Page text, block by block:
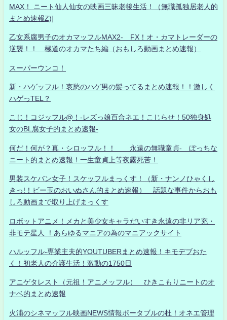
MAX！ ニート仙人仙女の映画三昧老後生活！（無職孤独居老人的
まとめ速報Z)]
乙女系腐男子のオカマッフルMAX2- FX！オ・カマトレーダーの
逆襲！！ 極道のオカマたち編（おもしろ動画まとめ速報）
スーパーウンコ！
新・ハゲッフル！哀愁のハゲ男の髪ってるまとめ速報！！激しく
ハゲっTEL？
こじ！コジッフル@！-レズっ娘百合ネエ！こじらせ！50独身処
女のBL腐女子的まとめ速報-
何だ！何が？真・シロッフル！！ 永遠の無職童貞- ぼっちな
ニート的まとめ速報！一生童貞上等夜露死苦！
男装スケバン女子！スケッフルまっくす！（新・ナンノひゃくし
きっ!！ビー玉のおいぬさん的まとめ速報） 話題な事件からおも
しろ動画まで取り上げまっくす
ロボットアニメ！メカと美少女キャラだいすき永遠の非リア充・
非モテ星人 ！あらゆるマニアの為のマニアックサイト
ハルッフル-専業主夫的YOUTUBERまとめ速報！キモデブおた
く！初老人の介護生活！激動の1750日
アニゲタレスト（元祖！アニメッフル） ひきこもりニートのオ
ナベ的まとめ速報
火浦のシネマッフル映画NEWS情報ポータブルの杜！オネエ管理